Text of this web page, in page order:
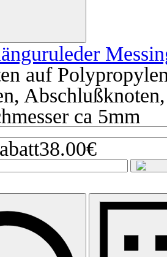
auf
ca 5mm
38.00€